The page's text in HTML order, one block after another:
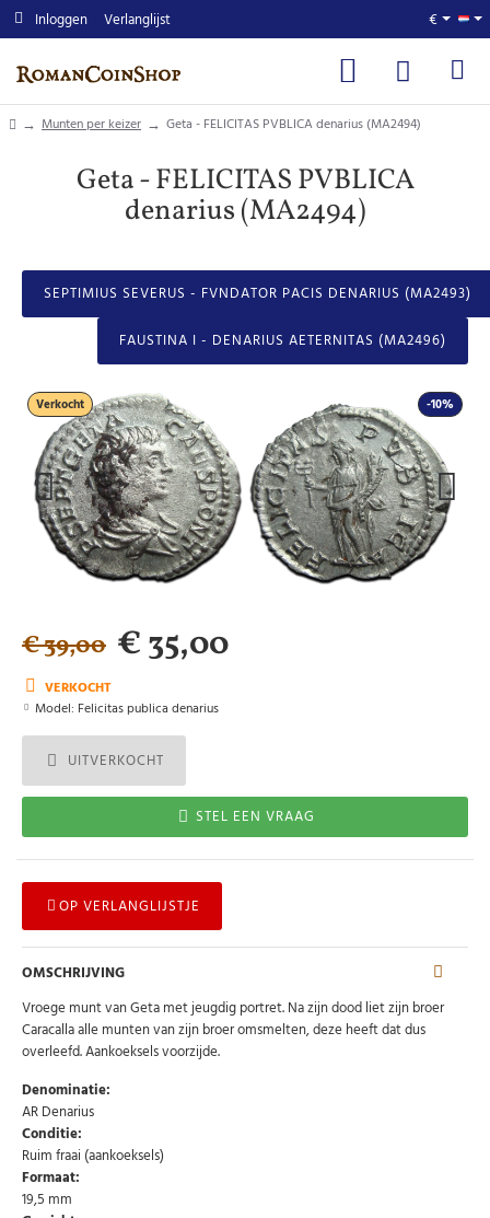
Inloggen Verlanglijst €
homeMunten per keizer Geta - FELICITAS PVBLICA denarius (MA2494)
Geta - FELICITAS PVBLICA
denarius (MA2494)
SEPTIMIUS SEVERUS - FVNDATOR PACIS DENARIUS (MA2493)
FAUSTINA I - DENARIUS AETERNITAS (MA2496)
-10%
Verkocht
VERKOCHT
Model: Felicitas publica denarius
€ 35,00
€ 39,00
UITVERKOCHT
STEL EEN VRAAG
OP VERLANGLIJSTJE
OMSCHRIJVING
Vroege munt van Geta met jeugdig portret. Na zijn dood liet zijn broer
Caracalla alle munten van zijn broer omsmelten, deze heeft dat dus
overleefd. Aankoeksels voorzijde.
Denominatie:
AR Denarius
Conditie:
Ruim fraai (aankoeksels)
Formaat:
19,5 mm